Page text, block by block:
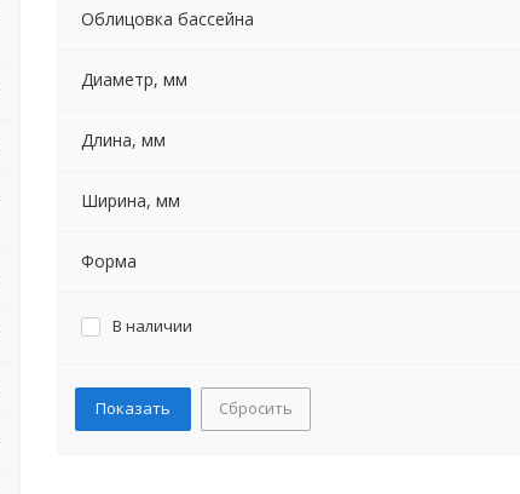
Облицовка бассейна
Диаметр, мм
Длина, мм
Ширина, мм
Форма
В наличии
Сбросить